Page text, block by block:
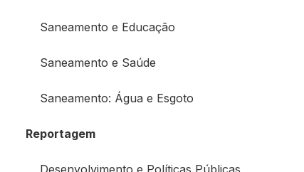
Saneamento e Educação
Saneamento e Saúde
Saneamento: Água e Esgoto
Reportagem